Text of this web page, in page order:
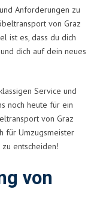
Anforderungen zu
von Graz
ist es, dass du dich
dich auf dein neues
Service und
noch heute für ein
von Graz
für Umzugsmeister
entscheiden!
von